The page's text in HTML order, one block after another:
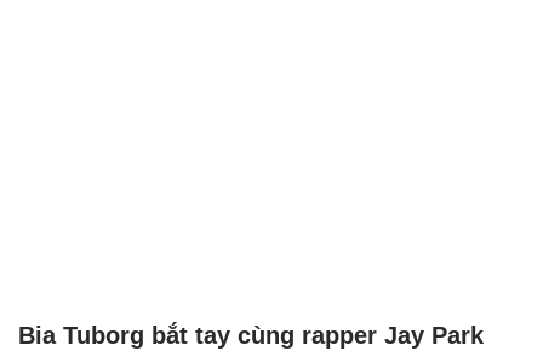
Bia Tuborg bắt tay cùng rapper Jay Park